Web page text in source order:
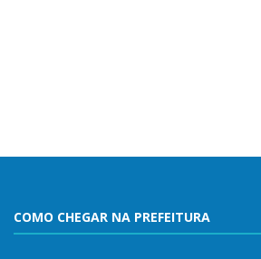
COMO CHEGAR NA PREFEITURA